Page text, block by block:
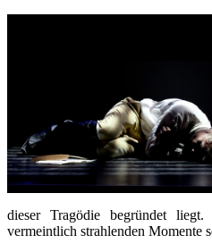
dieser Tragödie begründet
vermeintlich strahlenden Momente